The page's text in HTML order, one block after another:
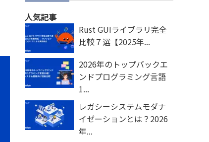
人気記事
Rust GUIライブラリ完全
比較７選【2025年...
2026年のトップバックエ
ンドプログラミング言語
1...
レガシーシステムモダナ
イゼーションとは？2026
年...